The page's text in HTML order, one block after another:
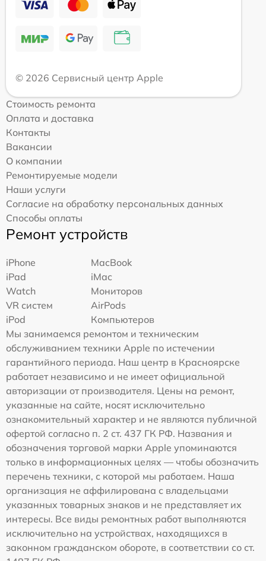
© 2026 Сервисный центр Apple
Стоимость ремонта
Оплата и доставка
Контакты
Вакансии
О компании
Ремонтируемые модели
Наши услуги
Согласие на обработку персональных данных
Способы оплаты
Ремонт устройств
iPhone
MacBook
iPad
iMac
Watch
Мониторов
VR систем
AirPods
iPod
Компьютеров
Мы занимаемся ремонтом и техническим
обслуживанием техники Apple по истечении
гарантийного периода. Наш центр в Красноярске
работает независимо и не имеет официальной
авторизации от производителя. Цены на ремонт,
указанные на сайте, носят исключительно
ознакомительный характер и не являются публичной
офертой согласно п. 2 ст. 437 ГК РФ. Названия и
обозначения торговой марки Apple упоминаются
только в информационных целях — чтобы обозначить
перечень техники, с которой мы работаем. Наша
организация не аффилирована с владельцами
указанных товарных знаков и не представляет их
интересы. Все виды ремонтных работ выполняются
исключительно на устройствах, находящихся в
законном гражданском обороте, в соответствии со ст.